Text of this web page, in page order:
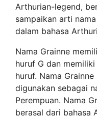
Arthurian-legend,
sampaikan arti
dalam bahasa
Nama Grainne
huruf G dan
huruf. Nama Grainne
digunakan sebagai
Perempuan. Nama
berasal dari bahasa